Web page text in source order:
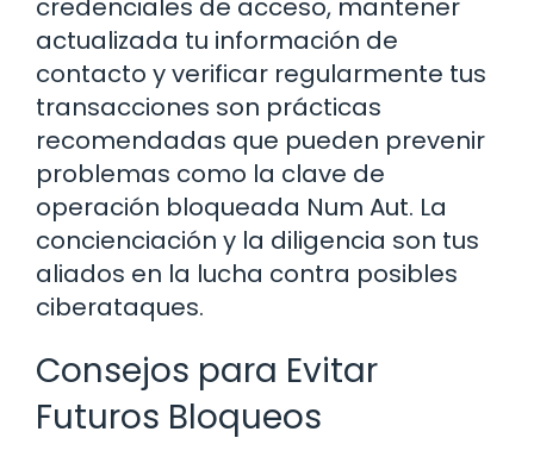
credenciales de acceso, mantener
actualizada tu información de
contacto y verificar regularmente tus
transacciones son prácticas
recomendadas que pueden prevenir
problemas como la clave de
operación bloqueada Num Aut. La
concienciación y la diligencia son tus
aliados en la lucha contra posibles
ciberataques.
Consejos para Evitar
Futuros Bloqueos